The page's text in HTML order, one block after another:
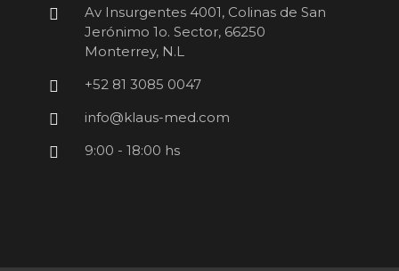
Av Insurgentes 4001, Colinas de San
Jerónimo 1o. Sector, 66250
Monterrey, N.L
+52 81 3085 0047
info@klaus-med.com
9:00 - 18:00 hs